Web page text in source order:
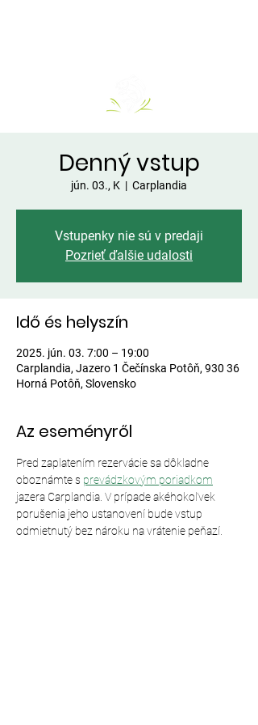
Denný vstup
jún. 03., K
  |
Carplandia
Vstupenky nie sú v predaji
Pozrieť ďalšie udalosti
Idő és helyszín
2025. jún. 03. 7:00 – 19:00
Carplandia, Jazero 1 Čečínska Potôň, 930 36
Horná Potôň, Slovensko
Az eseményről
Pred zaplatením rezervácie sa dôkladne
oboznámte s prevádzkovým poriadkom
jazera Carplandia. V prípade akéhokoľvek
porušenia jeho ustanovení bude vstup
odmietnutý bez nároku na vrátenie peňazí.